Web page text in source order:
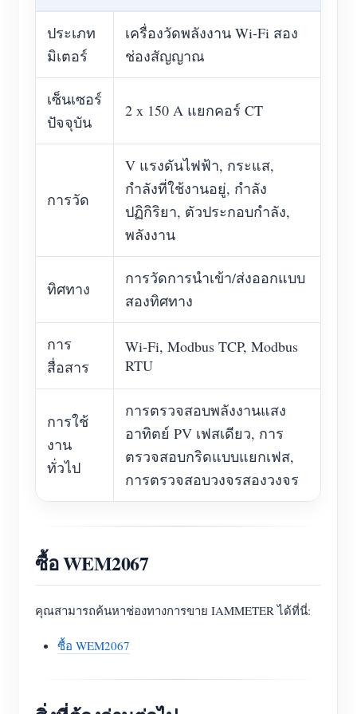
ประเภท
มิเตอร์
เครื่องวัดพลังงาน Wi-Fi สอง
ช่องสัญญาณ
เซ็นเซอร์
ปัจจุบัน
2 x 150 A แยกคอร์ CT
การวัด
V แรงดันไฟฟ้า, กระแส,
กำลังที่ใช้งานอยู่, กำลัง
ปฏิกิริยา, ตัวประกอบกำลัง,
พลังงาน
ทิศทาง
การวัดการนำเข้า/ส่งออกแบบ
สองทิศทาง
การ
สื่อสาร
Wi-Fi, Modbus TCP, Modbus
RTU
การใช้
งาน
ทั่วไป
การตรวจสอบพลังงานแสง
อาทิตย์ PV เฟสเดียว, การ
ตรวจสอบกริดแบบแยกเฟส,
การตรวจสอบวงจรสองวงจร
ซื้อ WEM2067
คุณสามารถค้นหาช่องทางการขาย IAMMETER ได้ที่นี่:
ซื้อ WEM2067